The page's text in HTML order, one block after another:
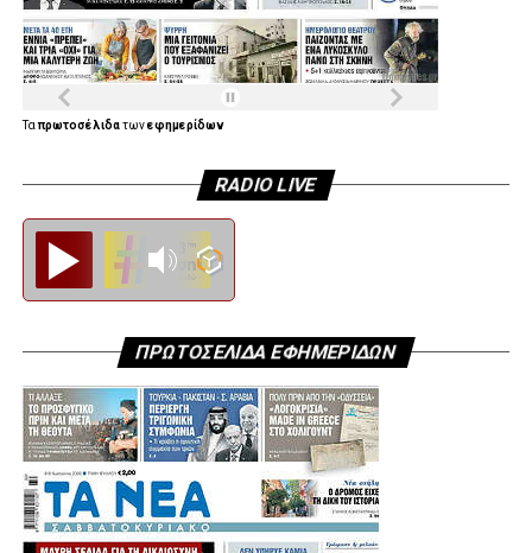
Ταπρωτοσέλιδατωνεφημερίδων
RADIO LIVE
ΠΡΩΤΟΣΕΛΙΔΑ ΕΦΗΜΕΡΙΔΩΝ